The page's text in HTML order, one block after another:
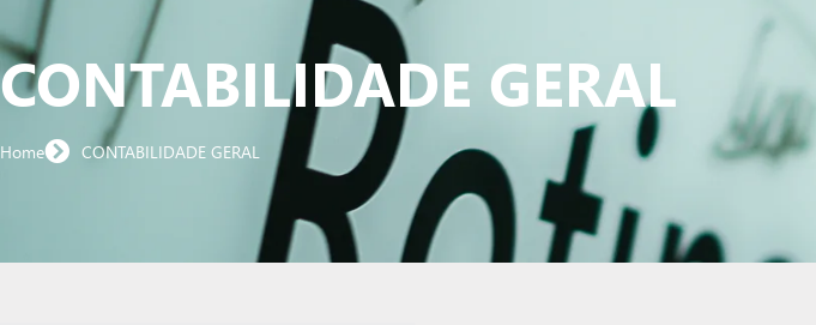
CONTABILIDADE GERAL​
Home CONTABILIDADE GERAL​